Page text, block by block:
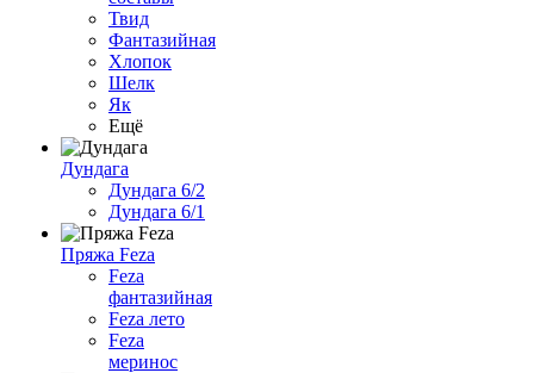
Твид
Фантазийная
Хлопок
Шелк
Як
Ещё
Дундага
Дундага 6/2
Дундага 6/1
Пряжа Feza
Feza
фантазийная
Feza лето
Feza
меринос